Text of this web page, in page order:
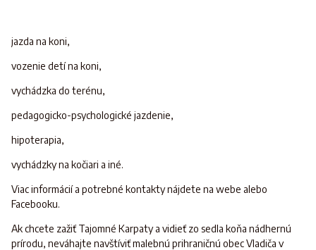
jazda na koni,
vozenie detí na koni,
vychádzka do terénu,
pedagogicko-psychologické jazdenie,
hipoterapia,
vychádzky na kočiari a iné.
Viac informácií a potrebné kontakty nájdete na webe alebo
Facebooku.
Ak chcete zažiť Tajomné Karpaty a vidieť zo sedla koňa nádhernú
prírodu, neváhajte navštíviť malebnú prihraničnú obec Vladiča v